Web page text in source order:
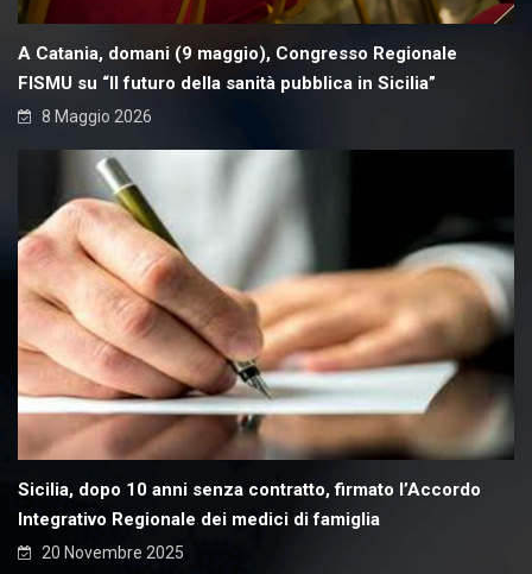
A Catania, domani (9 maggio), Congresso Regionale
FISMU su “Il futuro della sanità pubblica in Sicilia”
8 Maggio 2026
Sicilia, dopo 10 anni senza contratto, firmato l’Accordo
Integrativo Regionale dei medici di famiglia
20 Novembre 2025